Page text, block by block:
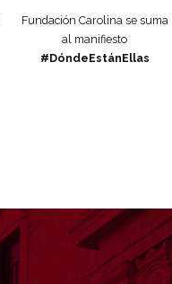
Fundación Carolina se suma
al manifiesto
#DóndeEstánEllas